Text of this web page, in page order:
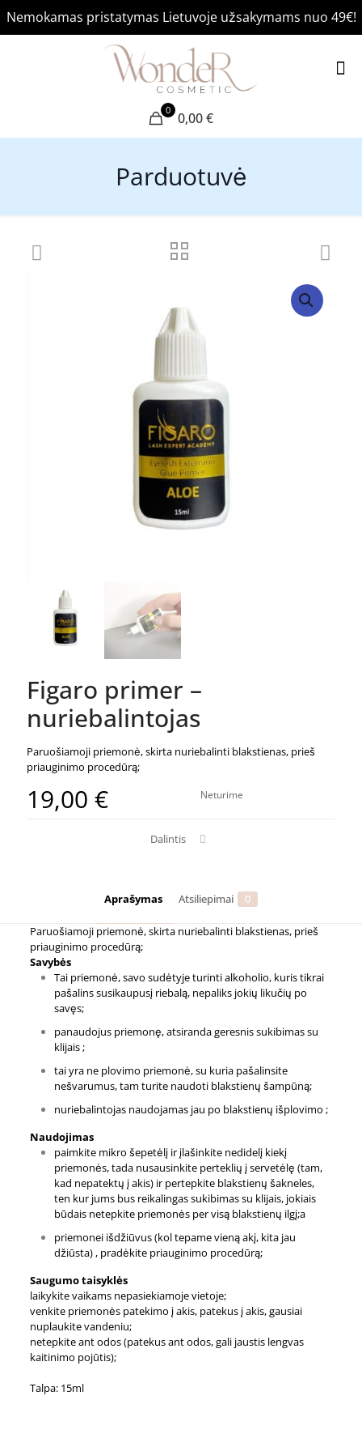
Nemokamas pristatymas Lietuvoje užsakymams nuo 49€!
0 0,00 €
Parduotuvė
Figaro primer –
nuriebalintojas
Paruošiamoji priemonė, skirta nuriebalinti blakstienas, prieš
priauginimo procedūrą;
19,00 € Neturime
Dalintis
Aprašymas Atsiliepimai 0
Paruošiamoji priemonė, skirta nuriebalinti blakstienas, prieš
priauginimo procedūrą;
Savybės
Tai priemonė, savo sudėtyje turinti alkoholio, kuris tikrai
pašalins susikaupusį riebalą, nepaliks jokių likučių po
savęs;
panaudojus priemonę, atsiranda geresnis sukibimas su
klijais ;
tai yra ne plovimo priemonė, su kuria pašalinsite
nešvarumus, tam turite naudoti blakstienų šampūną;
nuriebalintojas naudojamas jau po blakstienų išplovimo ;
Naudojimas
paimkite mikro šepetėlį ir įlašinkite nedidelį kiekį
priemonės, tada nusausinkite perteklių į servetėlę (tam,
kad nepatektų į akis) ir pertepkite blakstienų šakneles,
ten kur jums bus reikalingas sukibimas su klijais, jokiais
būdais netepkite priemonės per visą blakstienų ilgį;a
priemonei išdžiūvus (kol tepame vieną akį, kita jau
džiūsta) , pradėkite priauginimo procedūrą;
Saugumo taisyklės
laikykite vaikams nepasiekiamoje vietoje;
venkite priemonės patekimo į akis, patekus į akis, gausiai
nuplaukite vandeniu;
netepkite ant odos (patekus ant odos, gali jaustis lengvas
kaitinimo pojūtis);
Talpa: 15ml